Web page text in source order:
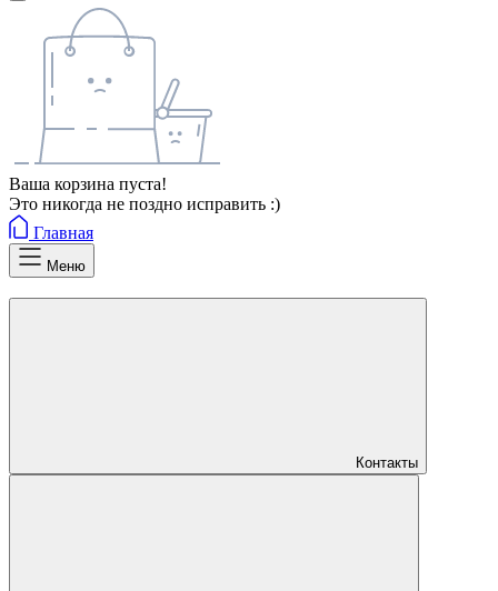
Ваша корзина пуста!
Это никогда не поздно исправить :)
Главная
Меню
Контакты